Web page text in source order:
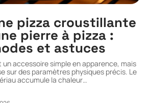
pizza croustillante
pierre à pizza :
et astuces
un accessoire simple en apparence, mais
sur des paramètres physiques précis. Le
accumule la chaleur…